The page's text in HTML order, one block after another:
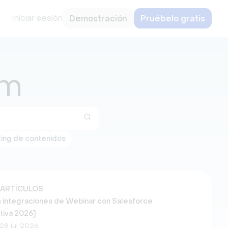
Iniciar sesión Demostración Pruébelo gratis
de contenidos
integraciones de Webinar con Salesforce
2026]
28 jul 2026